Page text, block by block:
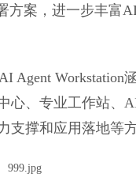
方案，进一步丰富
Agent Workstation
心、专业工作站、
撑和应用落地等